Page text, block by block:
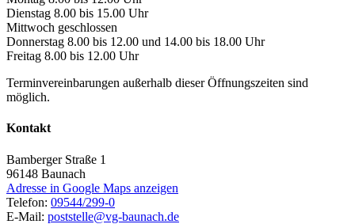
Dienstag 8.00 bis 15.00 Uhr
Mittwoch geschlossen
Donnerstag 8.00 bis 12.00 und 14.00 bis 18.00 Uhr
Freitag 8.00 bis 12.00 Uhr
Terminvereinbarungen außerhalb dieser Öffnungszeiten sind
möglich.
Kontakt
Bamberger Straße 1
96148 Baunach
Adresse in Google Maps anzeigen
Telefon: 09544/299-0
E-Mail: poststelle@vg-baunach.de